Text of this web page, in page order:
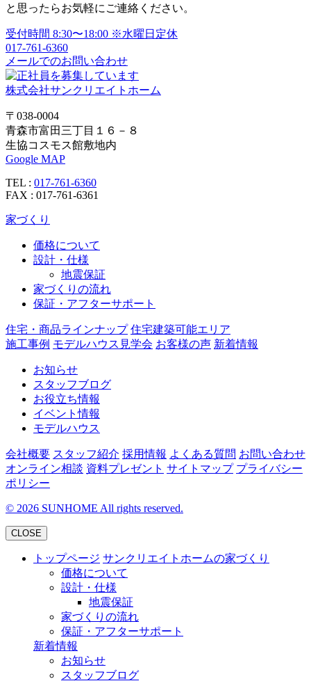
と思ったらお気軽にご連絡ください。
受付時間 8:30〜18:00 ※水曜日定休
017-761-6360
メールでのお問い合わせ
株式会社サンクリエイトホーム
〒038-0004
青森市富田三丁目１６－８
生協コスモス館敷地内
Google MAP
TEL : 017-761-6360
FAX : 017-761-6361
家づくり
価格について
設計・仕様
地震保証
家づくりの流れ
保証・アフターサポート
住宅・商品ラインナップ 住宅建築可能エリア
施工事例 モデルハウス見学会 お客様の声 新着情報
お知らせ
スタッフブログ
お役立ち情報
イベント情報
モデルハウス
会社概要 スタッフ紹介 採用情報 よくある質問 お問い合わせ
オンライン相談 資料プレゼント サイトマップ プライバシー
ポリシー
© 2026 SUNHOME All rights reserved.
CLOSE
トップページ サンクリエイトホームの家づくり
価格について
設計・仕様
地震保証
家づくりの流れ
保証・アフターサポート
新着情報
お知らせ
スタッフブログ